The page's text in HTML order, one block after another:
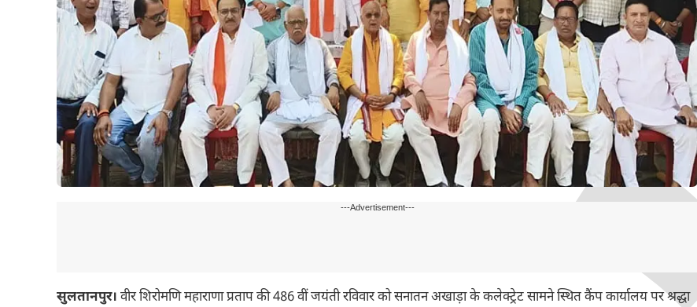
---Advertisement---
सुलतानपुर। वीर शिरोमणि महाराणा प्रताप की 486 वीं जयंती रविवार को सनातन अखाड़ा के कलेक्ट्रेट सामने स्थित कैंप कार्यालय पर श्रद्धा